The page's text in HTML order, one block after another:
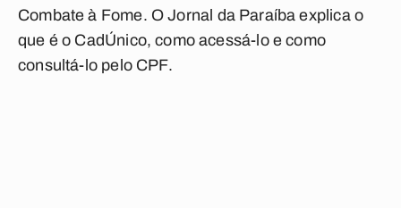
Combate à Fome. OJornal da Paraíba explica o
que é o CadÚnico, como acessá-lo e como
consultá-lo pelo CPF.